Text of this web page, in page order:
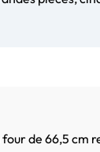
de 66,5 cm